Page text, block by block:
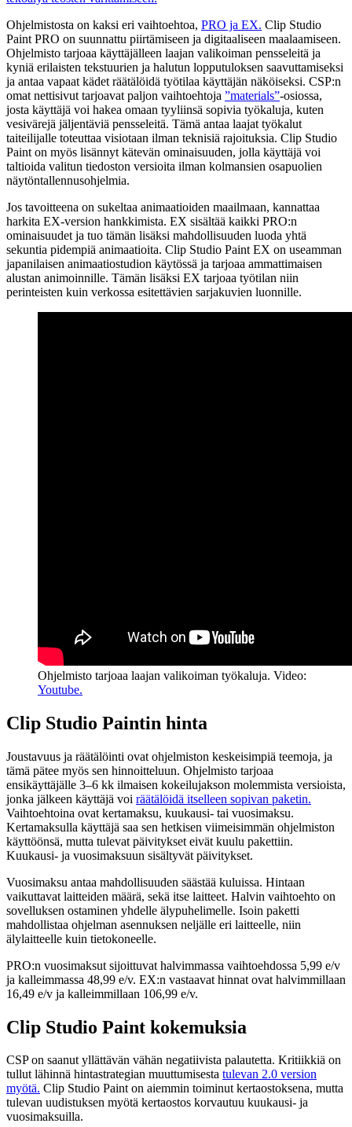
Ohjelmistosta on kaksi eri vaihtoehtoa, PRO ja EX. Clip Studio
Paint PRO on suunnattu piirtämiseen ja digitaaliseen maalaamiseen.
Ohjelmisto tarjoaa käyttäjälleen laajan valikoiman pensseleitä ja
kyniä erilaisten tekstuurien ja halutun lopputuloksen saavuttamiseksi
ja antaa vapaat kädet räätälöidä työtilaa käyttäjän näköiseksi. CSP:n
omat nettisivut tarjoavat paljon vaihtoehtoja ”materials”-osiossa,
josta käyttäjä voi hakea omaan tyyliinsä sopivia työkaluja, kuten
vesivärejä jäljentäviä pensseleitä. Tämä antaa laajat työkalut
taiteilijalle toteuttaa visiotaan ilman teknisiä rajoituksia. Clip Studio
Paint on myös lisännyt kätevän ominaisuuden, jolla käyttäjä voi
taltioida valitun tiedoston versioita ilman kolmansien osapuolien
näytöntallennusohjelmia.
Jos tavoitteena on sukeltaa animaatioiden maailmaan, kannattaa
harkita EX-version hankkimista. EX sisältää kaikki PRO:n
ominaisuudet ja tuo tämän lisäksi mahdollisuuden luoda yhtä
sekuntia pidempiä animaatioita. Clip Studio Paint EX on useamman
japanilaisen animaatiostudion käytössä ja tarjoaa ammattimaisen
alustan animoinnille. Tämän lisäksi EX tarjoaa työtilan niin
perinteisten kuin verkossa esitettävien sarjakuvien luonnille.
Ohjelmisto tarjoaa laajan valikoiman työkaluja. Video:
Youtube.
Clip Studio Paintin hinta
Joustavuus ja räätälöinti ovat ohjelmiston keskeisimpiä teemoja, ja
tämä pätee myös sen hinnoitteluun. Ohjelmisto tarjoaa
ensikäyttäjälle 3–6 kk ilmaisen kokeilujakson molemmista versioista,
jonka jälkeen käyttäjä voi räätälöidä itselleen sopivan paketin.
Vaihtoehtoina ovat kertamaksu, kuukausi- tai vuosimaksu.
Kertamaksulla käyttäjä saa sen hetkisen viimeisimmän ohjelmiston
käyttöönsä, mutta tulevat päivitykset eivät kuulu pakettiin.
Kuukausi- ja vuosimaksuun sisältyvät päivitykset.
Vuosimaksu antaa mahdollisuuden säästää kuluissa. Hintaan
vaikuttavat laitteiden määrä, sekä itse laitteet. Halvin vaihtoehto on
sovelluksen ostaminen yhdelle älypuhelimelle. Isoin paketti
mahdollistaa ohjelman asennuksen neljälle eri laitteelle, niin
älylaitteelle kuin tietokoneelle.
PRO:n vuosimaksut sijoittuvat halvimmassa vaihtoehdossa 5,99 e/v
ja kalleimmassa 48,99 e/v. EX:n vastaavat hinnat ovat halvimmillaan
16,49 e/v ja kalleimmillaan 106,99 e/v.
Clip Studio Paint kokemuksia
CSP on saanut yllättävän vähän negatiivista palautetta. Kritiikkiä on
tullut lähinnä hintastrategian muuttumisesta tulevan 2.0 version
myötä. Clip Studio Paint on aiemmin toiminut kertaostoksena, mutta
tulevan uudistuksen myötä kertaostos korvautuu kuukausi- ja
vuosimaksuilla.